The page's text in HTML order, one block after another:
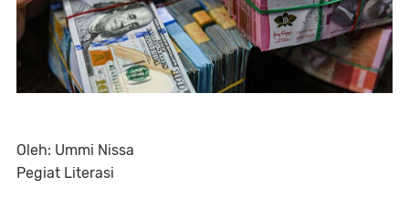
Oleh: Ummi Nissa
Pegiat Literasi